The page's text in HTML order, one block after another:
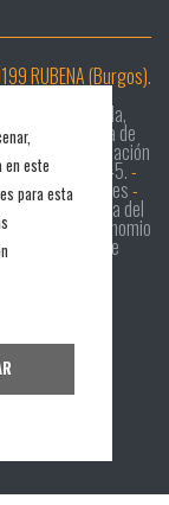
en este
para esta
RUBENA (Burgos).
diligencia debida,
de sistema de
044 Instalación
ALTENDORF F45.-
de I+D en pymes-
tecnológica del
Proyecto Binomio
Programa de